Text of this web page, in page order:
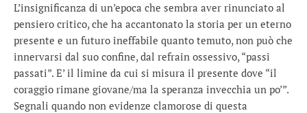
L’insignificanza di un’epoca che sembra aver rinunciato al
pensiero critico, che ha accantonato la storia per un eterno
presente e un futuro ineffabile quanto temuto, non può che
innervarsi dal suo confine, dal refrain ossessivo, “passi
passati”. E’ il limine da cui si misura il presente dove “il
coraggio rimane giovane/ma la speranza invecchia un po’”.
Segnali quando non evidenze clamorose di questa